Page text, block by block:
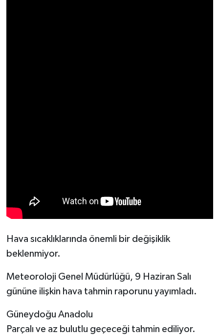
Hava sıcaklıklarında önemli bir değişiklik
beklenmiyor.
Meteoroloji Genel Müdürlüğü, 9 Haziran Salı
gününe ilişkin hava tahmin raporunu yayımladı.
Güneydoğu Anadolu
Parçalı ve az bulutlu geçeceği tahmin ediliyor.